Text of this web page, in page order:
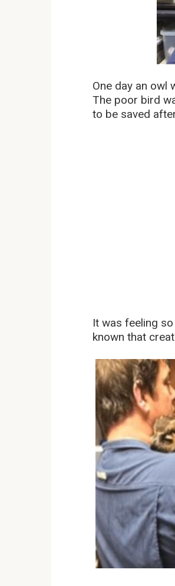
One day an owl
The poor bird
to be saved
It was feeling
known that